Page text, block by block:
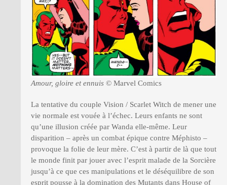
Amour, gloire et ennuis © Marvel Comics
La tentative du couple Vision / Scarlet Witch de mener une
vie normale est vouée à l’échec. Leurs enfants ne sont
qu’une illusion créée par Wanda elle-même. Leur
disparition – après un combat épique contre Méphisto –
provoque la folie de leur mère. C’est à partir de là que tout
le monde finit par jouer avec l’esprit malade de la Sorcière
jusqu’à ce que ces manipulations et le déséquilibre de son
esprit pousse à la domination des Mutants dans House of